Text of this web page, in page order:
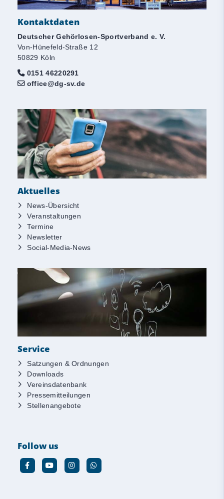
Kontaktdaten
Deutscher Gehörlosen-Sportverband e. V.
Von-Hünefeld-Straße 12
50829 Köln
0151 46220291
office@dg-sv.de
Aktuelles
News-Übersicht
Veranstaltungen
Termine
Newsletter
Social-Media-News
Service
Satzungen & Ordnungen
Downloads
Vereinsdatenbank
Pressemitteilungen
Stellenangebote
Follow us